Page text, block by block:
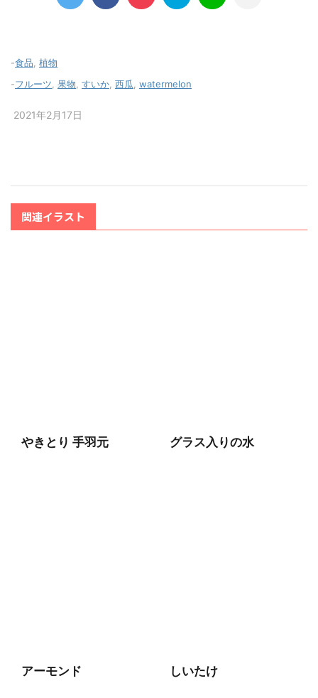
-食品 植物
-フルーツ 果物 すいか 西瓜 watermelon
2021年2月17日
関連イラスト
やきとり 手羽元 グラス入りの水
アーモンド しいたけ